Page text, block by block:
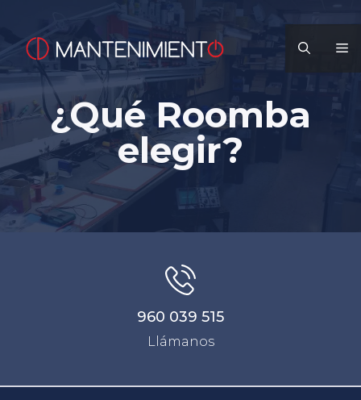
contenido
¿Qué Roomba
elegir?
960 039 515
Llámanos